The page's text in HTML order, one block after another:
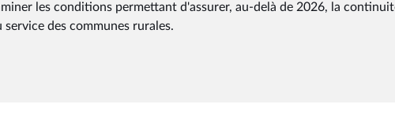
les conditions permettant d'assurer, au-delà de 2026, la
des communes rurales.